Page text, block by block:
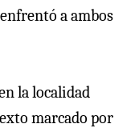
a ambos
la localidad
marcado por